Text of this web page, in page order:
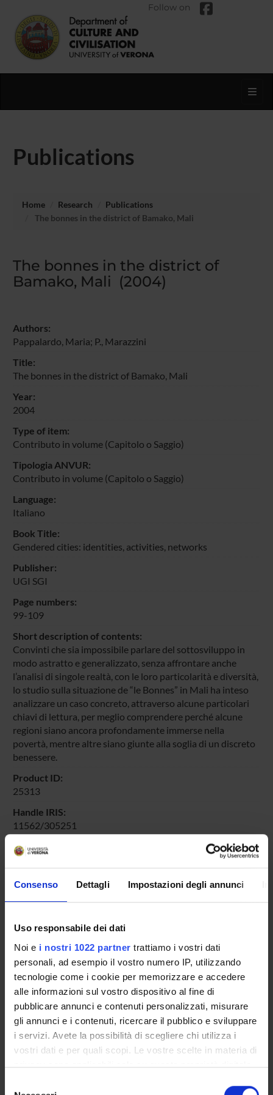
Consenso Dettagli Impostazioni degli annunci
Uso responsabile dei dati
Noi e i nostri 1022 partner trattiamo i vostri dati
personali, ad esempio il vostro numero IP, utilizzando
tecnologie come i cookie per memorizzare e accedere
alle informazioni sul vostro dispositivo al fine di
pubblicare annunci e contenuti personalizzati, misurare
gli annunci e i contenuti, ricercare il pubblico e sviluppare
i servizi. Avete la possibilità di scegliere chi utilizza i
vostri dati e per quali scopi. Le vostre scelte in materia di
privacy sono applicabili solo su questa proprietà digitale
Follow on
Publications
Home Research
Publications
The bonnes in the district of Bamako, Mali
The bonnes in the district of
Bamako, Mali (2004)
Authors:
Pappalardo, Maria; P., Marazzini
Title:
The bonnes in the district of Bamako, Mali
Year:
2004
Type of item:
Contributo in volume (Capitolo o Saggio)
Tipologia ANVUR:
Contributo in volume (Capitolo o Saggio)
Language:
Italiano
Book Title:
Gendered cities: identities, activities, networks
Publisher:
UGI SGI
Page numbers:
99-109
Short description of contents:
Convinti che sia impossibile parlare del sottosviluppo in
modo astratto e generalizzato, senza affrontare anche
l’analisi di singole realtà, con le loro particolarità e diversità,
lo studio sulla situazione de “le Bonnes” in Mali ha inteso
analizzare un caso concreto, attraverso alcune particolari
chiavi di lettura, per meglio comprendere perché alcune
regioni siano ancora profondamente immerse nella
povertà, mentre altre siano giunte alla soglia di un discreto
benessere.
Product ID:
25313
Handle IRIS:
11562/305251
Deposited On:
July 30, 2007
Last Modified:
Pappalardo, Maria; P., Marazzini
of Bamako, Mali Gendered cities: identities, activities,
networks,edited by CORTESI G., CRISTALDI F.,
DROOGLEEVER FOTUIJN,UGI SGI,2004 ,pp. 99-109
Consulta la scheda completa presente nelrepository
istituzionale della Ricerca di Ateneo
RELATED PROJECTS
La gestione dell'acqua, risorsa fondamentale per i territori e